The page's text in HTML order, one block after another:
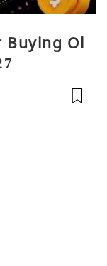
Buying Ol